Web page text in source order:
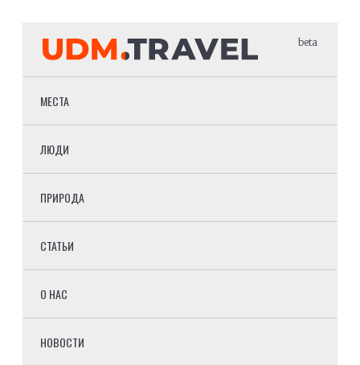
beta
МЕСТА
ЛЮДИ
ПРИРОДА
СТАТЬИ
О НАС
НОВОСТИ